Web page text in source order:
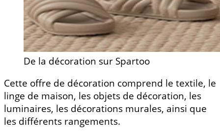
De la décoration sur Spartoo
Cette offre de décoration comprend le textile, le
linge de maison, les objets de décoration, les
luminaires, les décorations murales, ainsi que
les différents rangements.